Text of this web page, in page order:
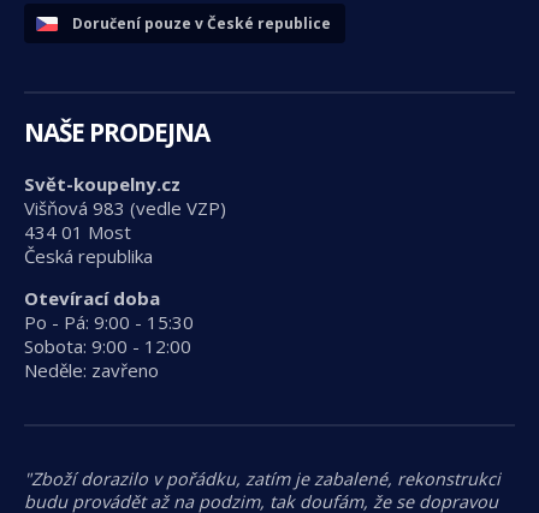
Doručení pouze v České republice
NAŠE PRODEJNA
Svět-koupelny.cz
Višňová 983 (vedle VZP)
434 01 Most
Česká republika
Otevírací doba
Po - Pá: 9:00 - 15:30
Sobota: 9:00 - 12:00
Neděle: zavřeno
"Zboží dorazilo v pořádku, zatím je zabalené, rekonstrukci
budu provádět až na podzim, tak doufám, že se dopravou